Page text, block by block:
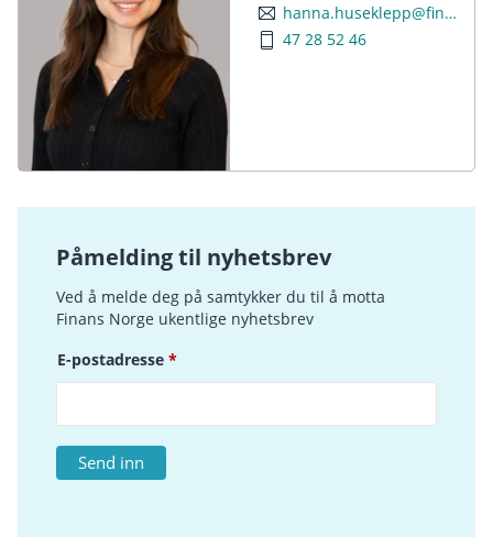
hanna.huseklepp@finansnorge.no
47 28 52 46